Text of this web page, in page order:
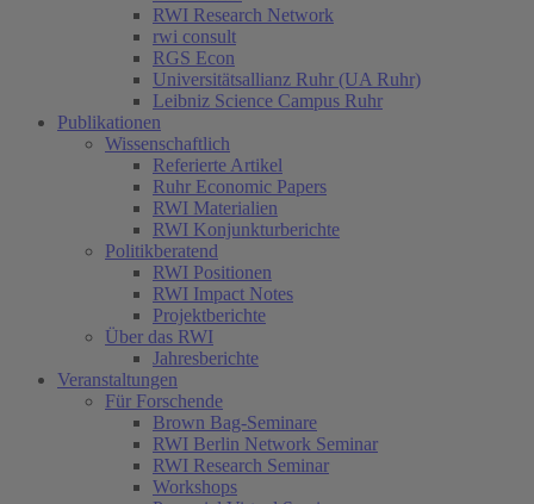
RWI Research Network
rwi consult
RGS Econ
Universitätsallianz Ruhr (UA Ruhr)
Leibniz Science Campus Ruhr
Publikationen
Wissenschaftlich
Referierte Artikel
Ruhr Economic Papers
RWI Materialien
RWI Konjunkturberichte
Politikberatend
RWI Positionen
RWI Impact Notes
Projektberichte
Über das RWI
Jahresberichte
Veranstaltungen
Für Forschende
Brown Bag-Seminare
RWI Berlin Network Seminar
RWI Research Seminar
Workshops